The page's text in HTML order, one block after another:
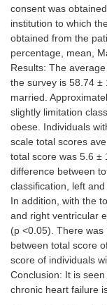
consent was
institution to which
obtained from the
percentage, mean,
Results: The
the survey is 58.74 ±
married.
slightly limitation
obese. Individuals
scale total scores
total score was 5.6 ±
difference between
classification, left
In addition, with the
and right ventricular
(p <0.05). There
between total score
score of individuals
Conclusion: It is
chronic heart failure